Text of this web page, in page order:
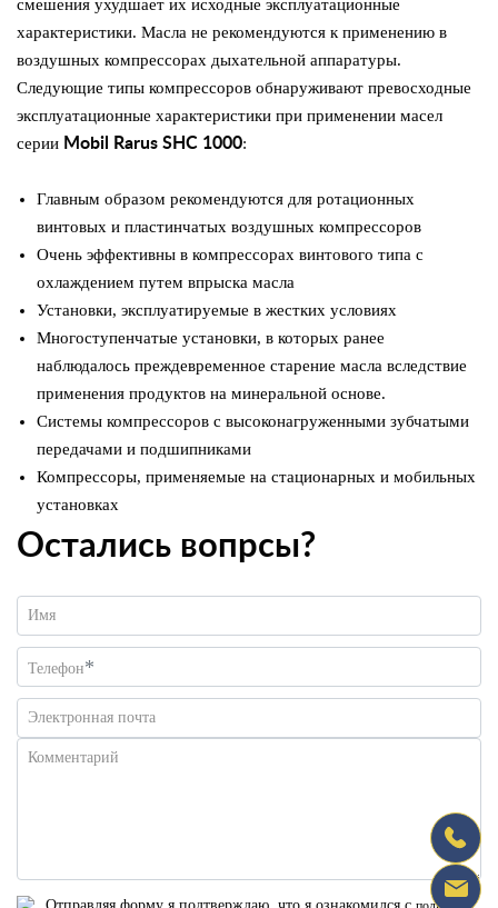
смешения ухудшает их исходные эксплуатационные
характеристики. Масла не рекомендуются к применению в
воздушных компрессорах дыхательной аппаратуры.
Следующие типы компрессоров обнаруживают превосходные
эксплуатационные характеристики при применении масел
серии Mobil Rarus SHC 1000:
Главным образом рекомендуются для ротационных
винтовых и пластинчатых воздушных компрессоров
Очень эффективны в компрессорах винтового типа с
охлаждением путем впрыска масла
Установки, эксплуатируемые в жестких условиях
Многоступенчатые установки, в которых ранее
наблюдалось преждевременное старение масла вследствие
применения продуктов на минеральной основе.
Системы компрессоров с высоконагруженными зубчатыми
передачами и подшипниками
Компрессоры, применяемые на стационарных и мобильных
установках
Остались вопрсы?
Имя
Телефон*
Электронная почта
Комментарий
Отправляя форму я подтверждаю, что я ознакомился с